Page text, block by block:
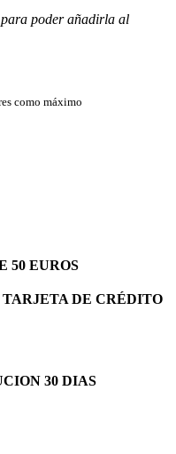
poder añadirla al
como máximo
50 EUROS
TARJETA DE CRÉDITO
30 DIAS